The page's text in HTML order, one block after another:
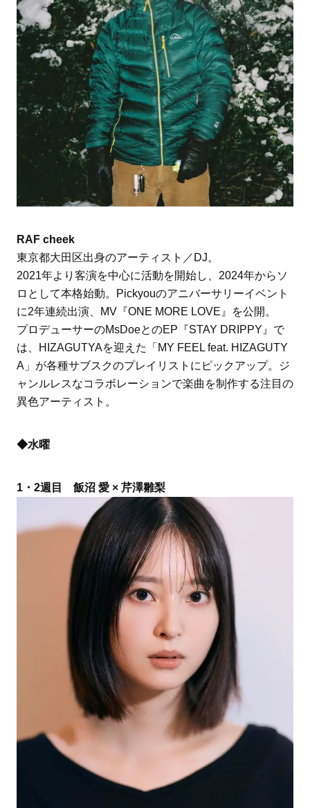
RAF cheek
東京都大田区出身のアーティスト／DJ。
2021年より客演を中心に活動を開始し、2024年からソ
ロとして本格始動。Pickyouのアニバーサリーイベント
に2年連続出演、MV『ONE MORE LOVE』を公開。
プロデューサーのMsDoeとのEP『STAY DRIPPY』で
は、HIZAGUTYAを迎えた「MY FEEL feat. HIZAGUTY
A」が各種サブスクのプレイリストにピックアップ。ジ
ャンルレスなコラボレーションで楽曲を制作する注目の
異色アーティスト。
◆水曜
1・2週目 飯沼 愛 × 芹澤雛梨